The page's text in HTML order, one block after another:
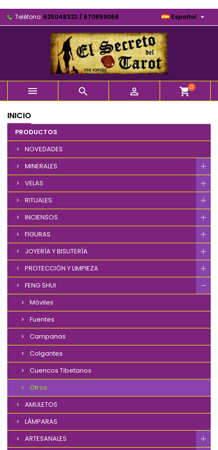
Teléfono: 625048323 / 670859068 Español 
   shopping_cart0
INICIO
PRODUCTOS
NOVEDADES
MINERALES
VELAS
RITUALES
INCIENSOS
FIGURAS
JOYERÍA Y BISUTERÍA
PROTECCIÓN Y LIMPIEZA
FENG SHUI
Móviles
Fuentes
Campanas
Colgantes
Cuencos Tibetanos
Otros
AMULETOS
LÁMPARAS
ARTESANALES